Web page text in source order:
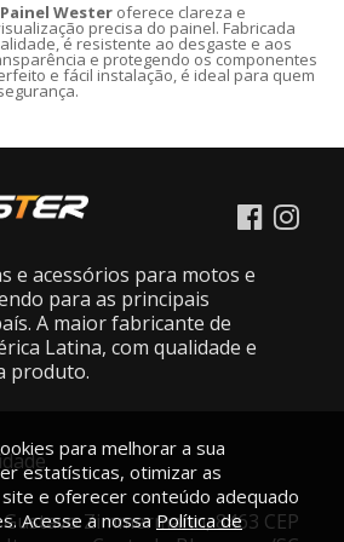
Wester oferece clareza e
precisa do painel. Fabricada
é resistente ao desgaste e aos
e protegendo os componentes
e fácil instalação, é ideal para quem
e acessórios para motos e
para as principais
A maior fabricante de
Latina, com qualidade e
produto.
Gustavo Zimmermann, 8463 CEP
para melhorar a sua
estatísticas, otimizar as
e oferecer conteúdo adequado
Acesse a nossaPolítica de